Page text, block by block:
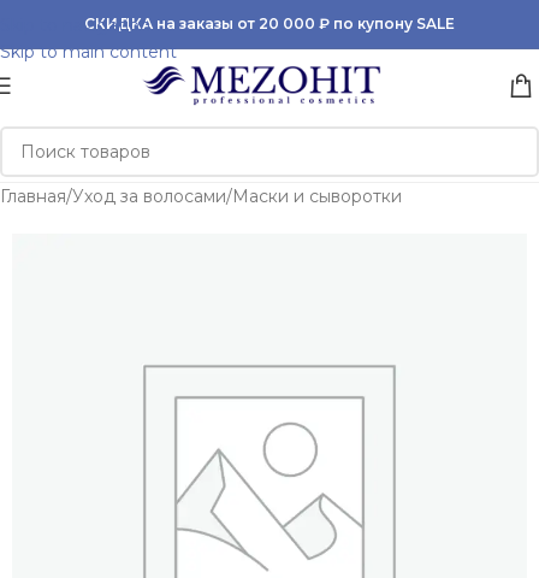
Skip to navigation
Skip to main content
СКИДКА на заказы от 20 000 ₽ по купону SALE
Главная/Уход за волосами/Маски и сыворотки